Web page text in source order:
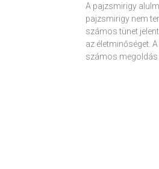
A pajzsmirigy
pajzsmirigy nem
számos tünet
az életminőséget.
számos megoldás